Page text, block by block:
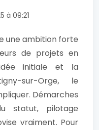
à 09:21
une ambition forte
de projets en
initiale et la
sur-Orge, le
Démarches
statut, pilotage
vraiment. Pour